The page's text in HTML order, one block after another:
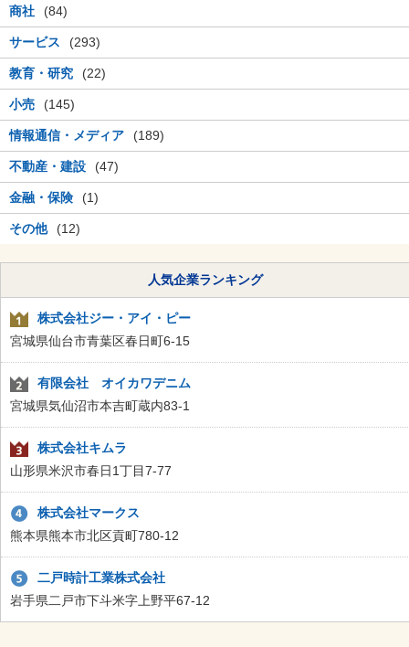
商社 (84)
サービス (293)
教育・研究 (22)
小売 (145)
情報通信・メディア (189)
不動産・建設 (47)
金融・保険 (1)
その他 (12)
人気企業ランキング
株式会社ジー・アイ・ピー
宮城県仙台市青葉区春日町6-15
有限会社 オイカワデニム
宮城県気仙沼市本吉町蔵内83-1
株式会社キムラ
山形県米沢市春日1丁目7-77
株式会社マークス
熊本県熊本市北区貢町780-12
二戸時計工業株式会社
岩手県二戸市下斗米字上野平67-12